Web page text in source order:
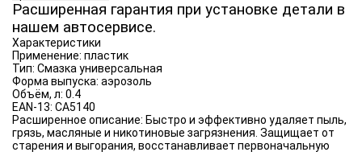
Расширенная гарантия при установке детали в
нашем автосервисе.
Характеристики
Применение: пластик
Тип: Смазка универсальная
Форма выпуска: аэрозоль
Объём, л: 0.4
EAN-13: CA5140
Расширенное описание: Быстро и эффективно удаляет пыль,
грязь, масляные и никотиновые загрязнения. Защищает от
старения и выгорания, восстанавливает первоначальную